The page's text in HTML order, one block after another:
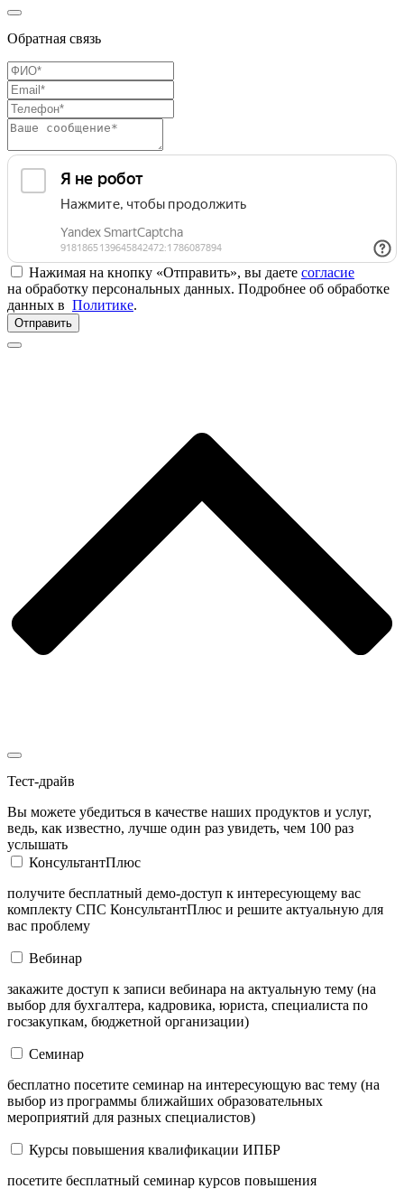
Обратная связь
Нажимая на кнопку «Отправить», вы даете согласие
на обработку персональных данных. Подробнее об обработке
данных в Политике.
Отправить
Тест-драйв
Вы можете убедиться в качестве наших продуктов и услуг,
ведь, как известно, лучше один раз увидеть, чем 100 раз
услышать
КонсультантПлюс
получите бесплатный демо-доступ к интересующему вас
комплекту СПС КонсультантПлюс и решите актуальную для
вас проблему
Вебинар
закажите доступ к записи вебинара на актуальную тему (на
выбор для бухгалтера, кадровика, юриста, специалиста по
госзакупкам, бюджетной организации)
Семинар
бесплатно посетите семинар на интересующую вас тему (на
выбор из программы ближайших образовательных
мероприятий для разных специалистов)
Курсы повышения квалификации ИПБР
посетите бесплатный семинар курсов повышения